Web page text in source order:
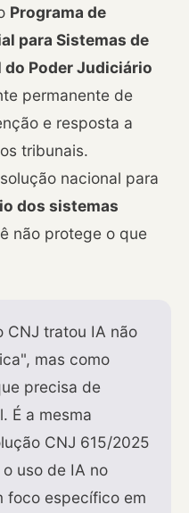
Programa de
para Sistemas de
Poder Judiciário
permanente de
e resposta a
tribunais.
solução nacional para
dos sistemas
não protege o que
CNJ tratou IA não
mas como
precisa de
É a mesma
CNJ 615/2025
uso de IA no
específico em